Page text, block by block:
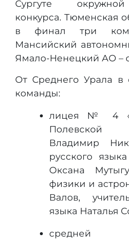
Сургуте
конкурса. Тюменская
в финал три
Мансийский
Ямало-Ненецкий АО –
От Среднего Урала
команды:
лицея № 4
Владимир
русского
Оксана
физики и
Валов,
языка Наталья
средней